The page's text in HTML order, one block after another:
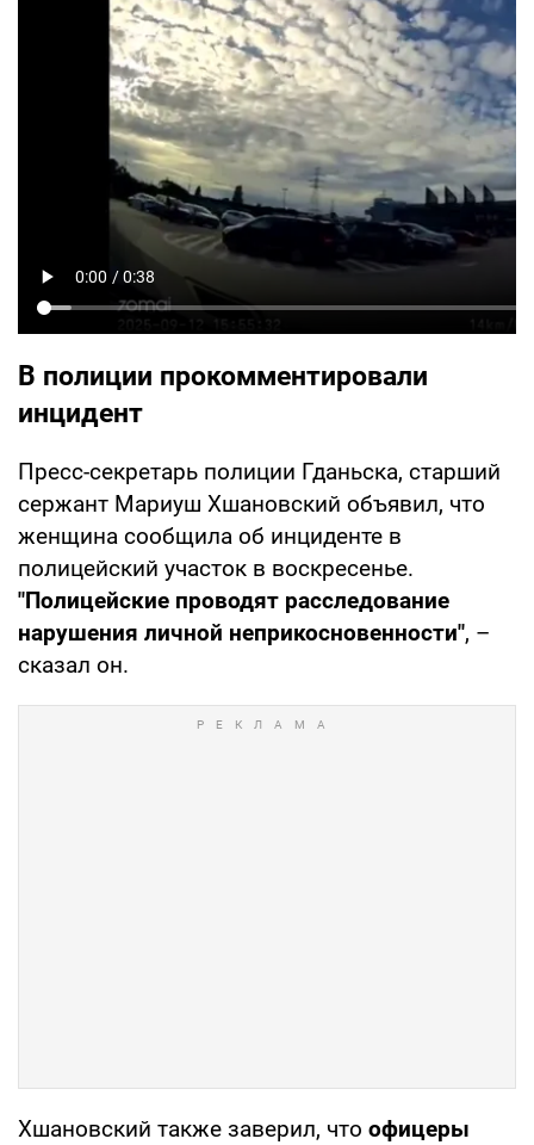
В полиции прокомментировали
инцидент
Пресс-секретарь полиции Гданьска, старший
сержант Мариуш Хшановский объявил, что
женщина сообщила об инциденте в
полицейский участок в воскресенье.
"Полицейские проводят расследование
нарушения личной неприкосновенности", –
сказал он.
Хшановский также заверил, что офицеры